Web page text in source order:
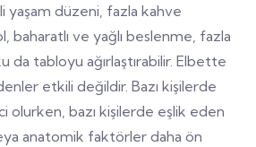
yaşam düzeni, fazla kahve
baharatlı ve yağlı beslenme, fazla
da tabloyu ağırlaştırabilir. Elbette
etkili değildir. Bazı kişilerde
olurken, bazı kişilerde eşlik eden
anatomik faktörler daha ön